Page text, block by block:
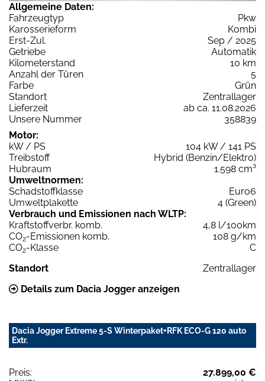
Allgemeine Daten:
Fahrzeugtyp
Pkw
Karosserieform
Kombi
Erst-Zul.
Sep / 2025
Getriebe
Automatik
Kilometerstand
10 km
Anzahl der Türen
5
Farbe
Grün
Standort
Zentrallager
Lieferzeit
ab ca. 11.08.2026
Unsere Nummer
358839
Motor:
kW / PS
104 kW / 141 PS
Treibstoff
Hybrid (Benzin/Elektro)
Hubraum
1.598 cm³
Umweltnormen:
Schadstoffklasse
Euro6
Umweltplakette
4 (Green)
Verbrauch und Emissionen nach WLTP:
Kraftstoffverbr. komb.
4,8 l/100km
CO2-Emissionen komb.
108 g/km
CO2-Klasse
C
Standort
Zentrallager
Details zum Dacia Jogger anzeigen
Dacia Jogger Extreme 5-S Winterpaket+RFK ECO-G 120 auto
Extr.
Preis:
27.899,00 €